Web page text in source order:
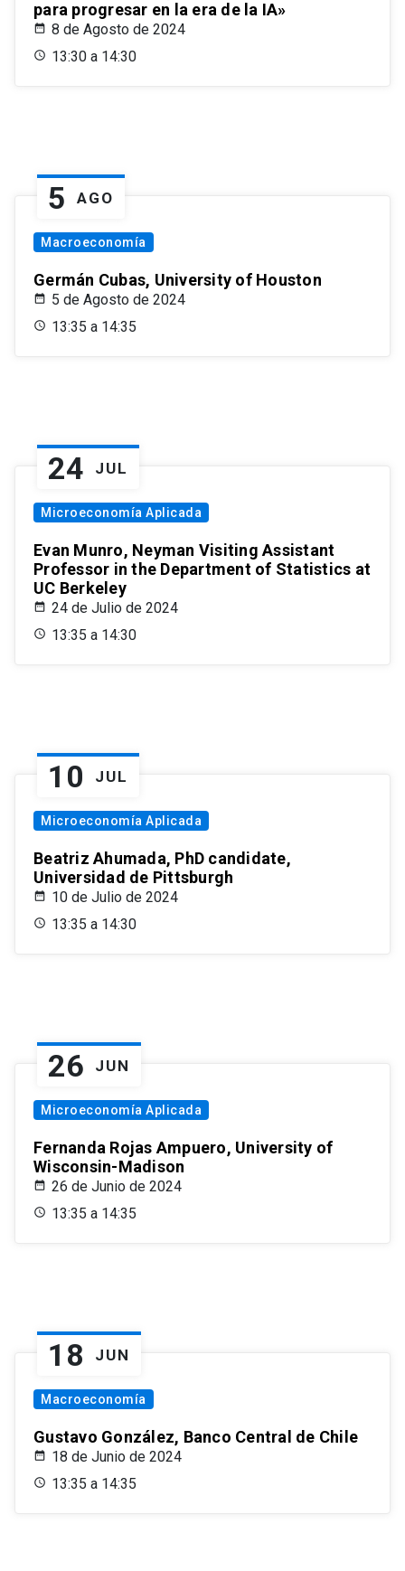
para progresar en la era de la IA»
8 de Agosto de 2024
13:30 a 14:30
5 AGO
Macroeconomía
Germán Cubas, University of Houston
5 de Agosto de 2024
13:35 a 14:35
24 JUL
Microeconomía Aplicada
Evan Munro, Neyman Visiting Assistant
Professor in the Department of Statistics at
UC Berkeley
24 de Julio de 2024
13:35 a 14:30
10 JUL
Microeconomía Aplicada
Beatriz Ahumada, PhD candidate,
Universidad de Pittsburgh
10 de Julio de 2024
13:35 a 14:30
26 JUN
Microeconomía Aplicada
Fernanda Rojas Ampuero, University of
Wisconsin-Madison
26 de Junio de 2024
13:35 a 14:35
18 JUN
Macroeconomía
Gustavo González, Banco Central de Chile
18 de Junio de 2024
13:35 a 14:35